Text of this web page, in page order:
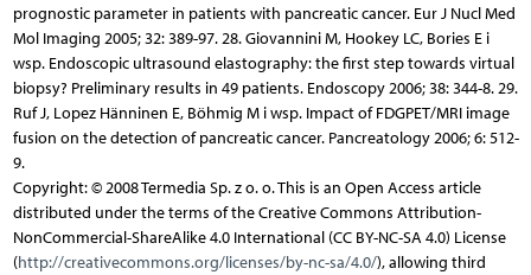
prognostic parameter in patients with pancreatic cancer. Eur J Nucl Med
Mol Imaging 2005; 32: 389-97. 28. Giovannini M, Hookey LC, Bories E i
wsp. Endoscopic ultrasound elastography: the first step towards virtual
biopsy? Preliminary results in 49 patients. Endoscopy 2006; 38: 344-8. 29.
Ruf J, Lopez Hänninen E, Böhmig M i wsp. Impact of FDGPET/MRI image
fusion on the detection of pancreatic cancer. Pancreatology 2006; 6: 512-
9.
Copyright: © 2008 Termedia Sp. z o. o. This is an Open Access article
distributed under the terms of the Creative Commons Attribution-
NonCommercial-ShareAlike 4.0 International (CC BY-NC-SA 4.0) License
(http://creativecommons.org/licenses/by-nc-sa/4.0/), allowing third